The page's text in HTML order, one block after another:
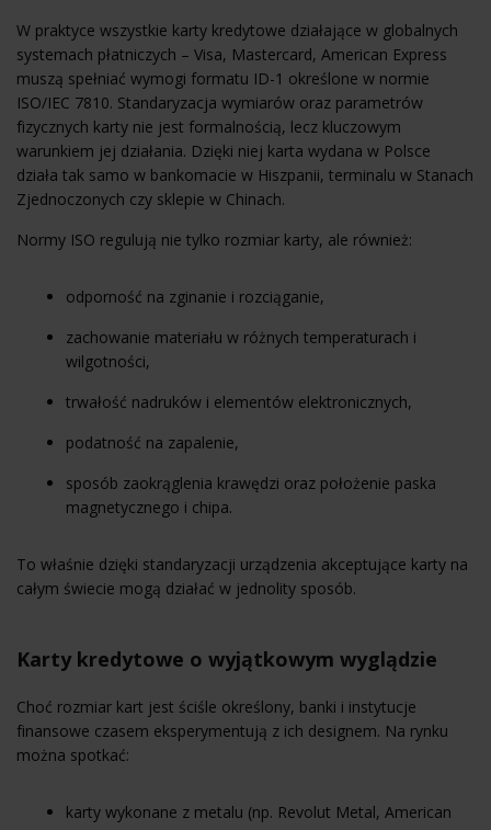
W praktyce wszystkie karty kredytowe działające w globalnych
systemach płatniczych – Visa, Mastercard, American Express
muszą spełniać wymogi formatu ID-1 określone w normie
ISO/IEC 7810. Standaryzacja wymiarów oraz parametrów
fizycznych karty nie jest formalnością, lecz kluczowym
warunkiem jej działania. Dzięki niej karta wydana w Polsce
działa tak samo w bankomacie w Hiszpanii, terminalu w Stanach
Zjednoczonych czy sklepie w Chinach.
Normy ISO regulują nie tylko rozmiar karty, ale również:
odporność na zginanie i rozciąganie,
zachowanie materiału w różnych temperaturach i
wilgotności,
trwałość nadruków i elementów elektronicznych,
podatność na zapalenie,
sposób zaokrąglenia krawędzi oraz położenie paska
magnetycznego i chipa.
To właśnie dzięki standaryzacji urządzenia akceptujące karty na
całym świecie mogą działać w jednolity sposób.
Karty kredytowe o wyjątkowym wyglądzie
Choć rozmiar kart jest ściśle określony, banki i instytucje
finansowe czasem eksperymentują z ich designem. Na rynku
można spotkać:
karty wykonane z metalu (np. Revolut Metal, American